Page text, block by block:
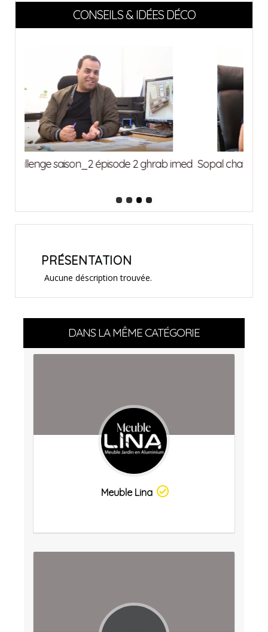
CONSEILS & IDÉES DÉCO
Sopal challenge saison_2 épisode 1 abdedeyem
PRÉSENTATION
Aucune déscription trouvée.
DANS LA MÊME CATÉGORIE
Meuble Lina